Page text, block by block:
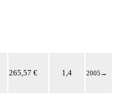
265,57 € 1,4 2005 →